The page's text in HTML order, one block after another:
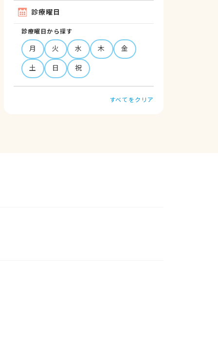
診療曜日
診療曜日から探す
月 火 水 木
金
土
日 祝
すべてをクリア